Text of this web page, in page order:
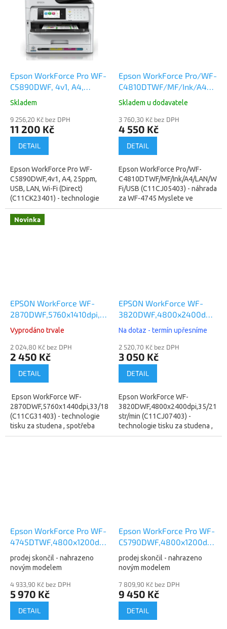
Epson WorkForce Pro WF-
C5890DWF, 4v1, A4,
25ppm, USB, LAN, Wi-Fi
Skladem
9 256,20 Kč bez DPH
11 200 Kč
DETAIL
Epson WorkForce Pro WF-
C5890DWF,4v1, A4, 25ppm,
USB, LAN, Wi-Fi (Direct)
(C11CK23401) - technologie
tisku za studena , spotřeba
27W (žárovka) (záruka 12
měsíců) Inkoustová...
Epson WorkForce Pro/WF-
C4810DTWF/MF/Ink/A4/
Fi/USB (C11CJ05403) -
Skladem u dodavatele
3 760,30 Kč bez DPH
4 550 Kč
DETAIL
Epson WorkForce Pro/WF-
C4810DTWF/MF/Ink/A4/LAN/Wi-
Fi/USB (C11CJ05403) - náhrada
za WF-4745 Myslete ve
velkém s tímto vysoce
Novinka
EPSON WorkForce WF-
2870DWF,5760x1410dpi,33/18
(C11CG31404)
Vyprodáno trvale
2 024,80 Kč bez DPH
2 450 Kč
DETAIL
Epson WorkForce WF-
2870DWF,5760x1440dpi,33/18
(C11CG31403) - technologie
tisku za studena , spotřeba
energie 14W (žárovka) - WF-
EPSON WorkForce WF-
(C11CJ07403)
Na dotaz - termín upřesníme
2 520,70 Kč bez DPH
3 050 Kč
DETAIL
Epson WorkForce WF-
3820DWF,4800x2400dpi,35/21
str/min (C11CJ07403) -
technologie tisku za studena ,
spotřeba energie 15W
Epson WorkForce Pro WF-
4745DTWF,4800x1200dpi,34/30
(C11CF75403) - nahrazeno
NEW modelem WF-
prodej skončil - nahrazeno
novým modelem
4 933,90 Kč bez DPH
5 970 Kč
DETAIL
Epson WorkForce Pro WF-
(C11CG02401)
prodej skončil - nahrazeno
novým modelem
7 809,90 Kč bez DPH
9 450 Kč
DETAIL